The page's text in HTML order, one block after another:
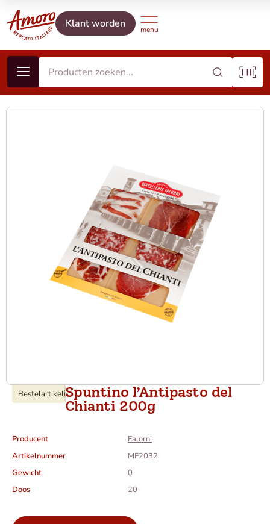
Klant worden
BestelartikeliSpuntino l’Antipasto del
Chianti 200g
Producent
Falorni
Artikelnummer
MF2032
Gewicht
0
Doos
20